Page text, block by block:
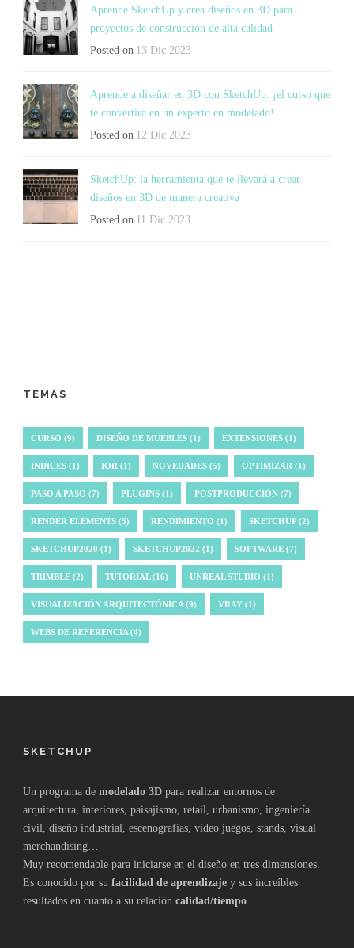
Aprende SketchUp y crea diseños en 3D para
proyectos de construcción de alta calidad
Posted on 13 Dic 2023
Aprende a diseñar en 3D con SketchUp: ¡el curso que
te convertirá en un experto en modelado!
Posted on 12 Dic 2023
SketchUp: la herramienta que te llevará a crear
diseños en 3D de manera creativa
Posted on 11 Dic 2023
TEMAS
CURSO (9) DISEÑO DE MUEBLES (1) EXTENSIONES (1)
INDICES (1) IOR (1) NOVEDADES (5) OPTIMIZAR (1)
PASO A PASO (7) PLUGINS (1) POSTPRODUCCIÓN (7)
RENDER ELEMENTS (5) RENDIMIENTO (1) SKETCHUP(2)
SKETCHUP2020 (1) SKETCHUP2022 (1) SOFTWARE (7)
TRIMBLE (2) TUTORIAL(16) UNREAL STUDIO (1)
VISUALIZACIÓN ARQUITECTÓNICA (9) VRAY (1)
WEBS DE REFERENCIA (4)
SKETCHUP
Un programa de modelado 3D para realizar entornos de
arquitectura, interiores, paisajismo, retail, urbanismo, ingeniería
civil, diseño industrial, escenografías, video juegos, stands, visual
merchandising…
Muy recomendable para iniciarse en el diseño en tres dimensiones.
Es conocido por su facilidad de aprendizaje y sus increíbles
resultados en cuanto a su relación calidad/tiempo.